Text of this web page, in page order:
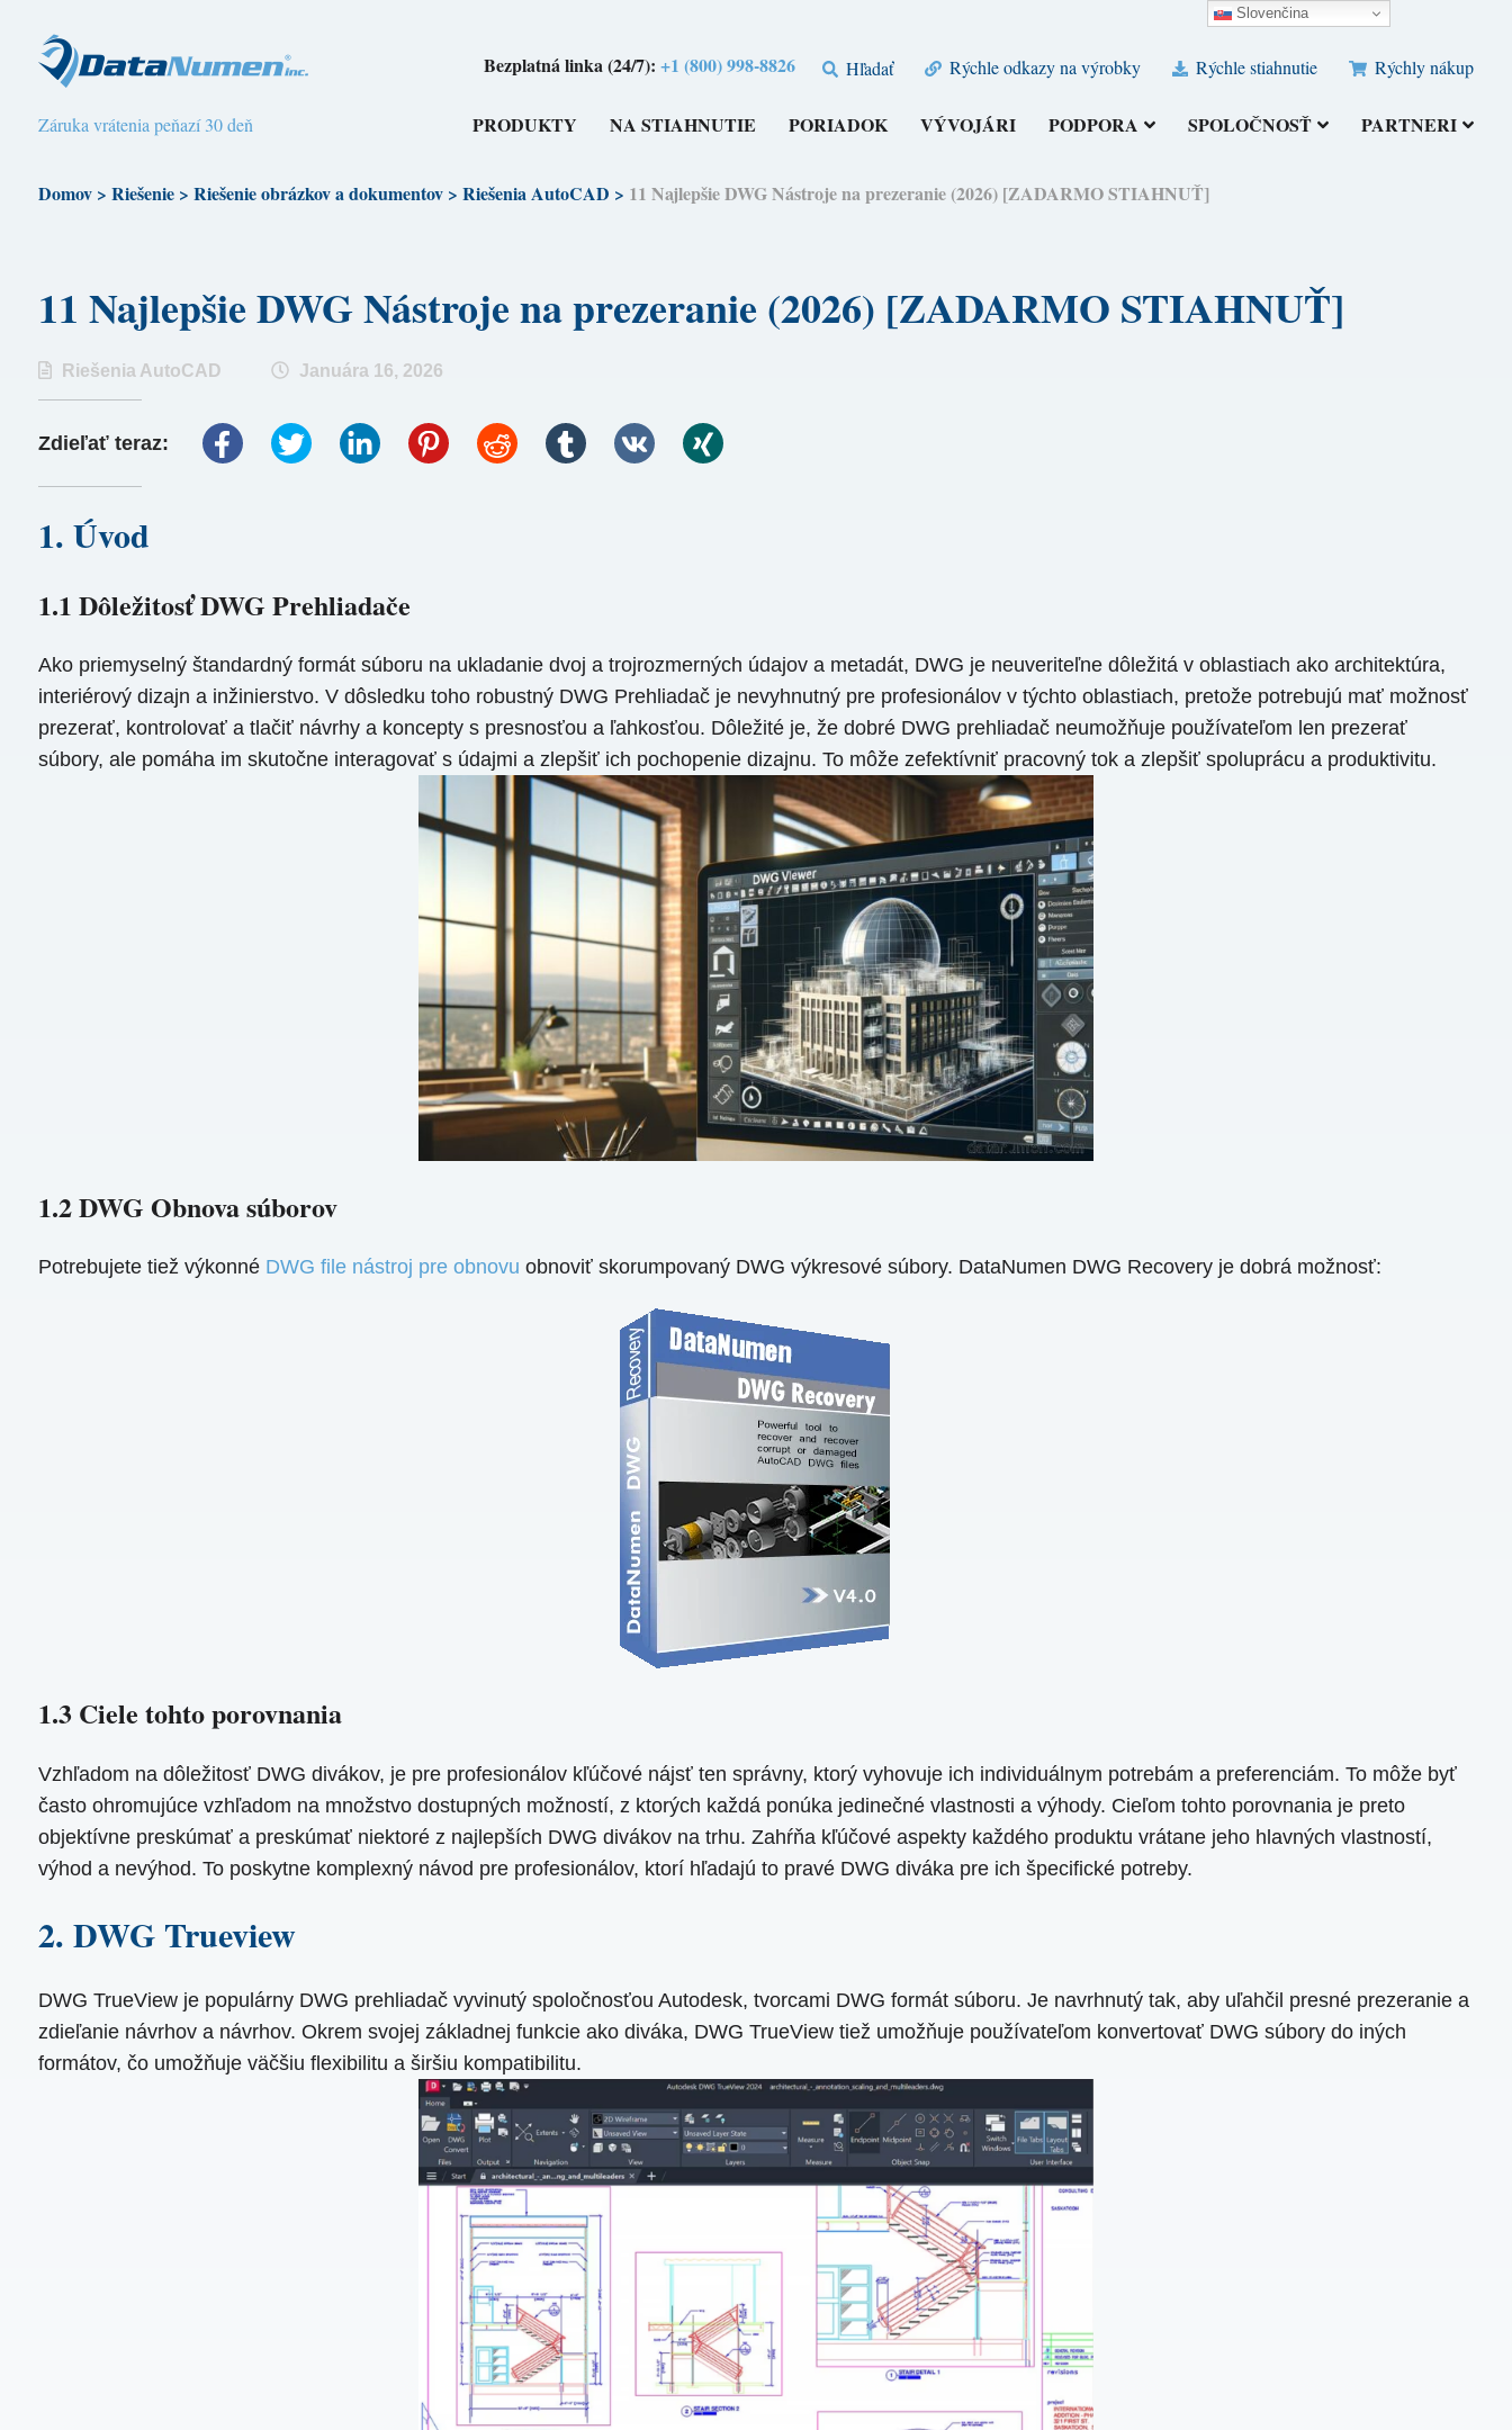
Bezplatná linka (24/7):+1 (800) 998-8826 Hľadať Rýchle odkazy na výrobky Rýchle stiahnutie Rýchly nákup
Záruka vrátenia peňazí 30 deň PRODUKTY NA STIAHNUTIE PORIADOK VÝVOJÁRI PODPORA SPOLOČNOSŤ PARTNERI
Domov> Riešenie> Riešenie obrázkov a dokumentov> Riešenia AutoCAD > 11 Najlepšie DWG Nástroje na prezeranie (2026) [ZADARMO STIAHNUŤ]
11 Najlepšie DWG Nástroje na prezeranie (2026) [ZADARMO STIAHNUŤ]
Riešenia AutoCAD Januára 16, 2026
Zdieľať teraz:
1. Úvod
1.1 Dôležitosť DWG Prehliadače
Ako priemyselný štandardný formát súboru na ukladanie dvoj a trojrozmerných údajov a metadát, DWG je neuveriteľne dôležitá v oblastiach ako architektúra,
interiérový dizajn a inžinierstvo. V dôsledku toho robustný DWG Prehliadač je nevyhnutný pre profesionálov v týchto oblastiach, pretože potrebujú mať možnosť
prezerať, kontrolovať a tlačiť návrhy a koncepty s presnosťou a ľahkosťou. Dôležité je, že dobré DWG prehliadač neumožňuje používateľom len prezerať
súbory, ale pomáha im skutočne interagovať s údajmi a zlepšiť ich pochopenie dizajnu. To môže zefektívniť pracovný tok a zlepšiť spoluprácu a produktivitu.
1.2 DWG Obnova súborov
Potrebujete tiež výkonné DWG file nástroj pre obnovu obnoviť skorumpovaný DWG výkresové súbory. DataNumen DWG Recovery je dobrá možnosť:
1.3 Ciele tohto porovnania
Vzhľadom na dôležitosť DWG divákov, je pre profesionálov kľúčové nájsť ten správny, ktorý vyhovuje ich individuálnym potrebám a preferenciám. To môže byť
často ohromujúce vzhľadom na množstvo dostupných možností, z ktorých každá ponúka jedinečné vlastnosti a výhody. Cieľom tohto porovnania je preto
objektívne preskúmať a preskúmať niektoré z najlepších DWG divákov na trhu. Zahŕňa kľúčové aspekty každého produktu vrátane jeho hlavných vlastností,
výhod a nevýhod. To poskytne komplexný návod pre profesionálov, ktorí hľadajú to pravé DWG diváka pre ich špecifické potreby.
2. DWG Trueview
DWG TrueView je populárny DWG prehliadač vyvinutý spoločnosťou Autodesk, tvorcami DWG formát súboru. Je navrhnutý tak, aby uľahčil presné prezeranie a
zdieľanie návrhov a návrhov. Okrem svojej základnej funkcie ako diváka, DWG TrueView tiež umožňuje používateľom konvertovať DWG súbory do iných
formátov, čo umožňuje väčšiu flexibilitu a širšiu kompatibilitu.
Slovenčina